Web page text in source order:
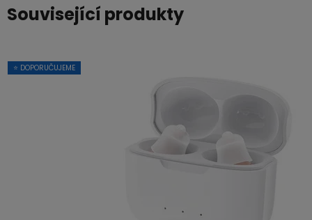
Související produkty
⭐ DOPORUČUJEME